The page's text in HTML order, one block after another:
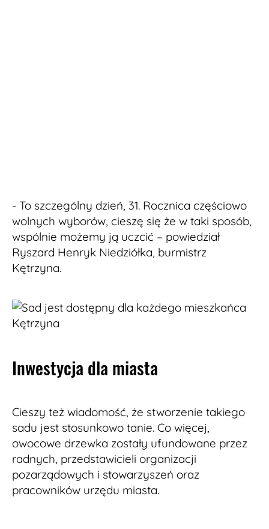
- To szczególny dzień, 31. Rocznica częściowo
wolnych wyborów, cieszę się że w taki sposób,
wspólnie możemy ją uczcić – powiedział
Ryszard Henryk Niedziółka, burmistrz
Kętrzyna.
Inwestycja dla miasta
Cieszy też wiadomość, że stworzenie takiego
sadu jest stosunkowo tanie. Co więcej,
owocowe drzewka zostały ufundowane przez
radnych, przedstawicieli organizacji
pozarządowych i stowarzyszeń oraz
pracowników urzędu miasta.